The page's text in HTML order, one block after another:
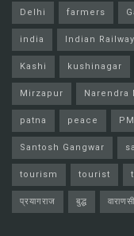
Delhi farmers
india Indian Railway
Kashi kushinagar
Mirzapur Narendra
patna peace
Santosh Gangwar
tourism tourist
प्रयागराज बुद्ध वाराणसी